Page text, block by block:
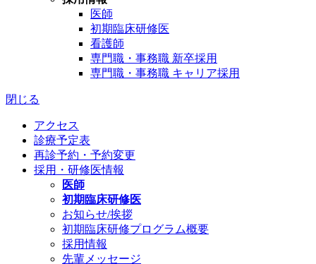
医師
初期臨床研修医
看護師
専門職・事務職 新卒採用
専門職・事務職 キャリア採用
閉じる
アクセス
診療予定表
再診予約・予約変更
採用・研修医情報
医師
初期臨床研修医
お知らせ/挨拶
初期臨床研修プログラム概要
採用情報
先輩メッセージ